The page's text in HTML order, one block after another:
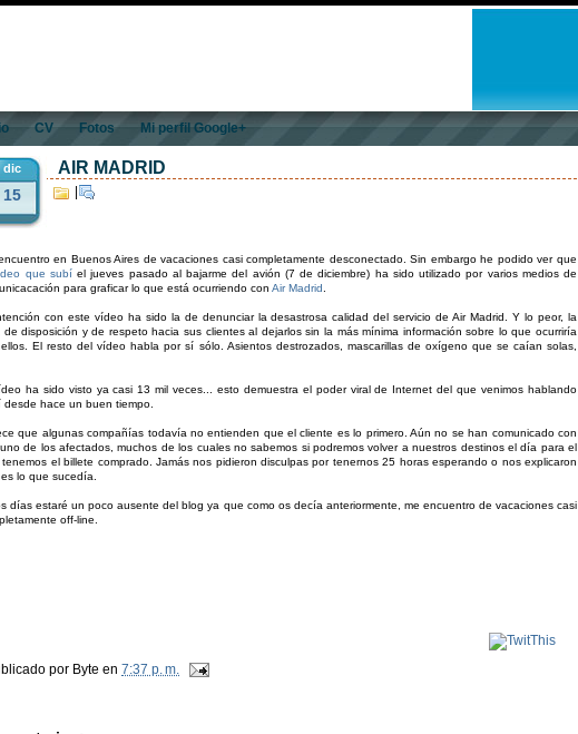
CV Fotos Mi perfil Google+
dic
15
AIR MADRID
en Buenos Aires de vacaciones casi completamente desconectado. Sin embargo he podido ver que
que subíel jueves pasado al bajarme del avión (7 de diciembre) ha sido utilizado por varios medios de
para graficar lo que está ocurriendo con Air Madrid
con este vídeo ha sido la de denunciar la desastrosa calidad del servicio de Air Madrid. Y lo peor, la
de disposición y de respeto hacia sus clientes al dejarlos sin la más mínima información sobre lo que ocurriría
El resto del vídeo habla por sí sólo. Asientos destrozados, mascarillas de oxígeno que se caían solas,
ha sido visto ya casi 13 mil veces... esto demuestra el poder viral de Internet del que venimos hablando
desde hace un buen tiempo.
que algunas compañías todavía no entienden que el cliente es lo primero. Aún no se han comunicado con
de los afectados, muchos de los cuales no sabemos si podremos volver a nuestros destinos el día para el
tenemos el billete comprado. Jamás nos pidieron disculpas por tenernos 25 horas esperando o nos explicaron
lo que sucedía.
días estaré un poco ausente del blog ya que como os decía anteriormente, me encuentro de vacaciones casi
off-line.
por Byte en 7:37 p. m.